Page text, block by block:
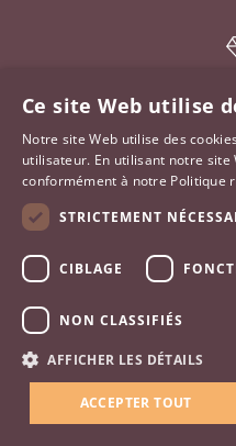
Ce site Web utilise
Notre site Web utilise des
utilisateur. En utilisant notre site
conformément à notre Politique
STRICTEMENT
CIBLAGE
NON CLASSIFIÉS
AFFICHER LES DÉTAILS
ACCEPTER TOUT